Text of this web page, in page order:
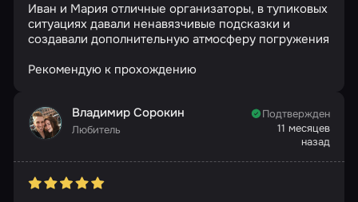
Иван и Мария отличные организаторы, в тупиковых
ситуациях давали ненавязчивые подсказки и
создавали дополнительную атмосферу погружения
Рекомендую к прохождению
Владимир Сорокин
Любитель
Подтвержден
11 месяцев
назад